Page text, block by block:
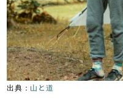
出典： 山と道